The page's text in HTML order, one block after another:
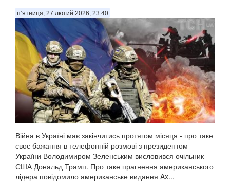
п’ятниця, 27 лютий 2026, 23:40
Війна в Україні має закінчитись протягом місяця - про таке
своє бажання в телефонній розмові з президентом
України Володимиром Зеленським висловився очільник
США Дональд Трамп. Про таке прагнення американського
лідера повідомило американське видання Ax...